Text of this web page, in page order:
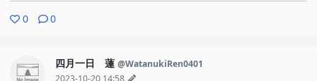
0 0
四月一日 蓮 @WatanukiRen0401